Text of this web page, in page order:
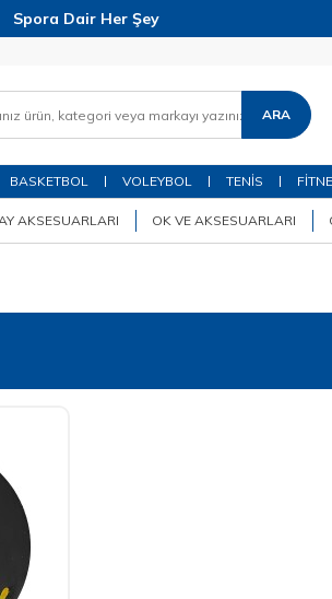
Spora Dair Her Şey
ARA
BASKETBOL VOLEYBOL TENİS
AKSESUARLARI OK VE AKSESUARLARI